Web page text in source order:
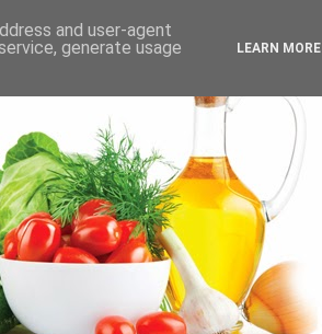
and user-agent
generate usage
LEARN MORE